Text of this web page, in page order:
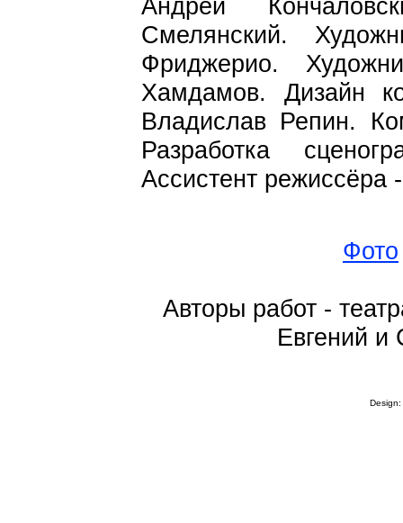
Андрей
Смелянский.
Фриджерио.
Хамдамов. Дизайн
Владислав Репин.
Разработка
Ассистент режиссёра
Фото
Авторы работ -
Евгений и